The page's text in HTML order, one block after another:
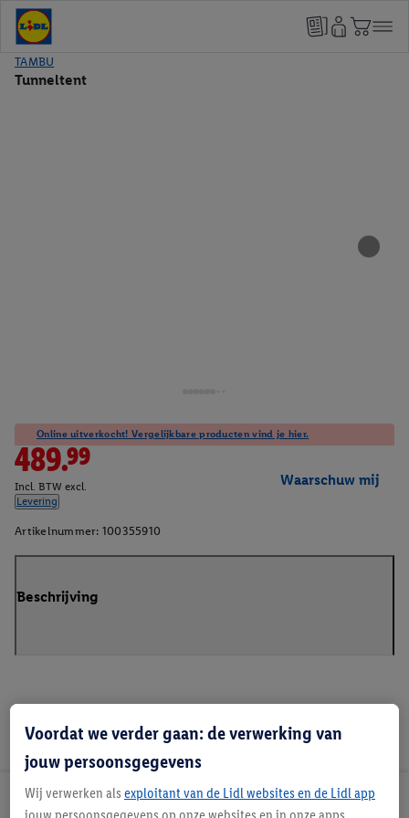
TAMBU
Tunneltent
Online uitverkocht! Vergelijkbare producten vind je hier.
489.99
Incl. BTW excl.
Levering
Waarschuw mij
Artikelnummer: 100355910
Beschrijving
Lidl Nieuwsbrief
Voordat we verder gaan: de verwerking van
jouw persoonsgegevens
Wij verwerken als exploitant van de Lidl websites en de Lidl app